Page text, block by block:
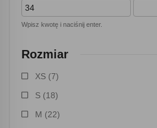
Wpisz kwotę i naciśnij enter.
Rozmiar
XS (7)
S (18)
M (22)